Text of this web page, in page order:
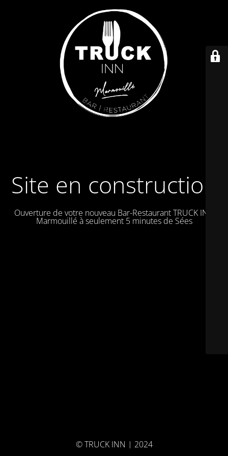
Site en construction
Ouverture de votre nouveau Bar-Restaurant TRUCK IN à
Marmouillé à seulement 5 minutes de Sées
© TRUCK INN | 2024